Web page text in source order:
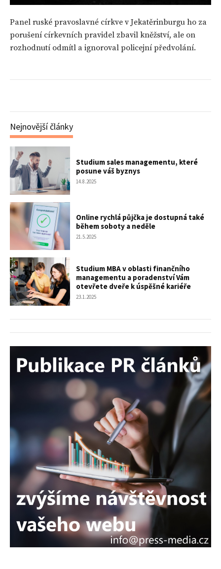
Panel ruské pravoslavné církve v Jekatěrinburgu ho za
porušení církevních pravidel zbavil kněžství, ale on
rozhodnutí odmítl a ignoroval policejní předvolání.
Nejnovější články
Studium sales managementu, které
posune váš byznys
14.8.2025
Online rychlá půjčka je dostupná také
během soboty a neděle
21.5.2025
Studium MBA v oblasti finančního
managementu a poradenství Vám
otevřete dveře k úspěšné kariéře
23.1.2025